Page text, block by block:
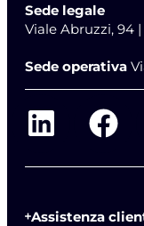
Sede legale
Viale Abruzzi, 94 |
Sede operativa
Assistenza